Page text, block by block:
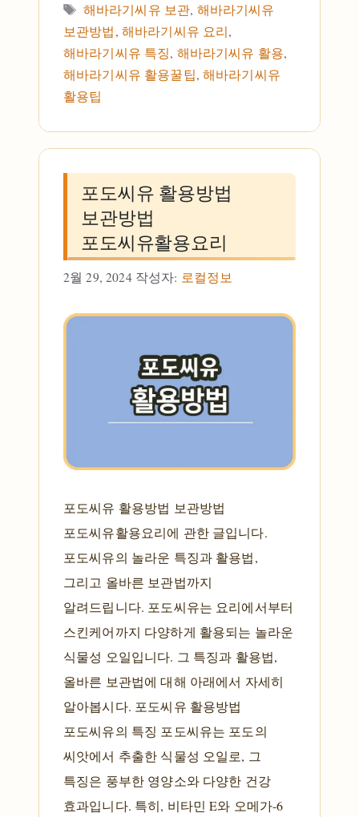
태그
해바라기씨유 보관, 해바라기씨유
보관방법 , 해바라기씨유 요리,
해바라기씨유 특징, 해바라기씨유 활용,
해바라기씨유 활용꿀팁,해바라기씨유
활용팁
포도씨유 활용방법
보관방법
포도씨유활용요리
2월 29, 2024 작성자: 로컬정보
포도씨유 활용방법 보관방법
포도씨유활용요리에 관한 글입니다.
포도씨유의 놀라운 특징과 활용법,
그리고 올바른 보관법까지
알려드립니다. 포도씨유는 요리에서부터
스킨케어까지 다양하게 활용되는 놀라운
식물성 오일입니다. 그 특징과 활용법,
올바른 보관법에 대해 아래에서 자세히
알아봅시다. 포도씨유 활용방법
포도씨유의 특징 포도씨유는 포도의
씨앗에서 추출한 식물성 오일로, 그
특징은 풍부한 영양소와 다양한 건강
효과입니다. 특히, 비타민 E와 오메가-6